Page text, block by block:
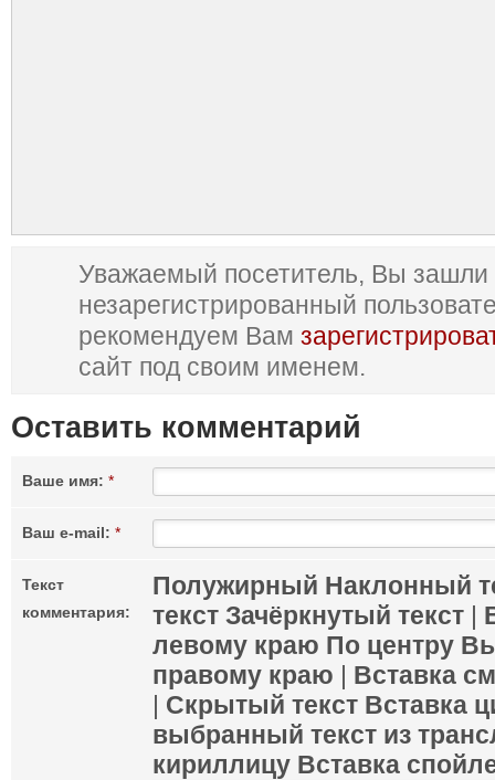
Уважаемый посетитель, Вы зашли
незарегистрированный
рекомендуем Вам
сайт под своим именем.
Оставить комментарий
Ваше имя: *
Ваш e-mail: *
Текст
комментария:
Полужирный Наклонный
текст Зачёркнутый текст |
левому краю По центру
правому краю | Вставка
| Скрытый текст Вставка
выбранный текст из
кириллицу Вставка